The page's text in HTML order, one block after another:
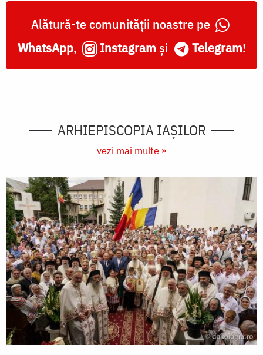
Alătură-te comunității noastre pe
WhatsApp, Instagram și Telegram!
ARHIEPISCOPIA IAŞILOR
vezi mai multe »